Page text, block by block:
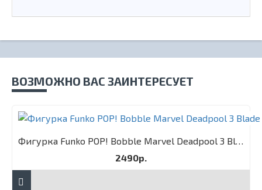
ВОЗМОЖНО ВАС ЗАИНТЕРЕСУЕТ
Фигурка Funko POP! Bobble Marvel Deadpool 3 Blade
2490р.